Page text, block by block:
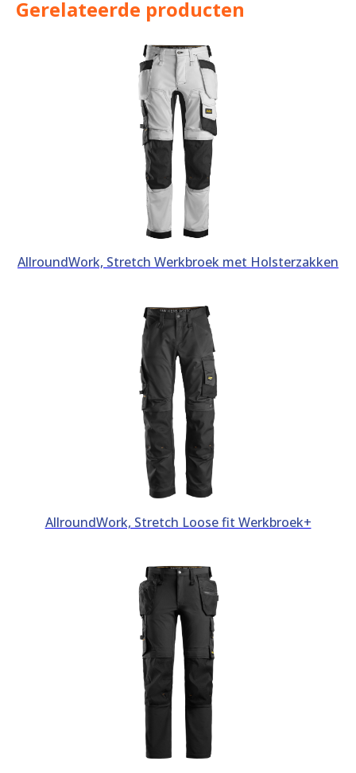
Gerelateerde producten
AllroundWork, Stretch Werkbroek met Holsterzakken
AllroundWork, Stretch Loose fit Werkbroek+